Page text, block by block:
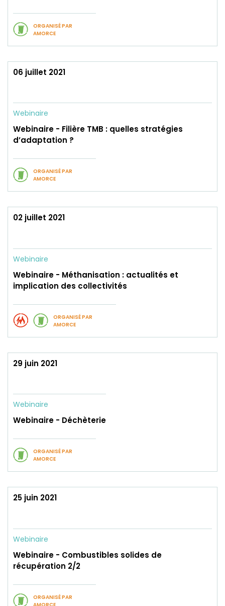
ORGANISÉ PAR
AMORCE
06 juillet 2021
Webinaire
Webinaire - Filière TMB : quelles stratégies
d’adaptation ?
ORGANISÉ PAR
AMORCE
02 juillet 2021
Webinaire
Webinaire - Méthanisation : actualités et
implication des collectivités
ORGANISÉ PAR
AMORCE
29 juin 2021
Webinaire
Webinaire - Déchèterie
ORGANISÉ PAR
AMORCE
25 juin 2021
Webinaire
Webinaire - Combustibles solides de
récupération 2/2
ORGANISÉ PAR
AMORCE